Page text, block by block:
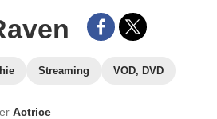
Streaming VOD, DVD
Actrice